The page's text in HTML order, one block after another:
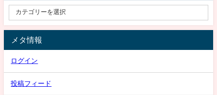
メタ情報
ログイン
投稿フィード